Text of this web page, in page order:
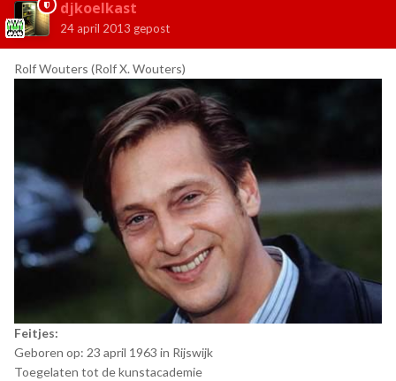
djkoelkast
24 april 2013 gepost
Rolf Wouters (Rolf X. Wouters)
Feitjes:
Geboren op: 23 april 1963 in Rijswijk
Toegelaten tot de kunstacademie